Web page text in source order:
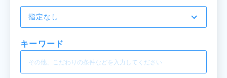
指定なし
キーワード